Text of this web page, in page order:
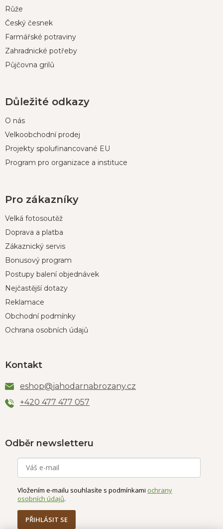
Růže
Český česnek
Farmářské potraviny
Zahradnické potřeby
Půjčovna grilů
Důležité odkazy
O nás
Velkoobchodní prodej
Projekty spolufinancované EU
Program pro organizace a instituce
Pro zákazníky
Velká fotosoutěž
Doprava a platba
Zákaznický servis
Bonusový program
Postupy balení objednávek
Nejčastější dotazy
Reklamace
Obchodní podmínky
Ochrana osobních údajů
Kontakt
eshop@jahodarnabrozany.cz
+420 477 477 057
Odběr newsletteru
Vložením e-mailu souhlasíte s podmínkami ochrany
osobních údajů.
PŘIHLÁSIT SE